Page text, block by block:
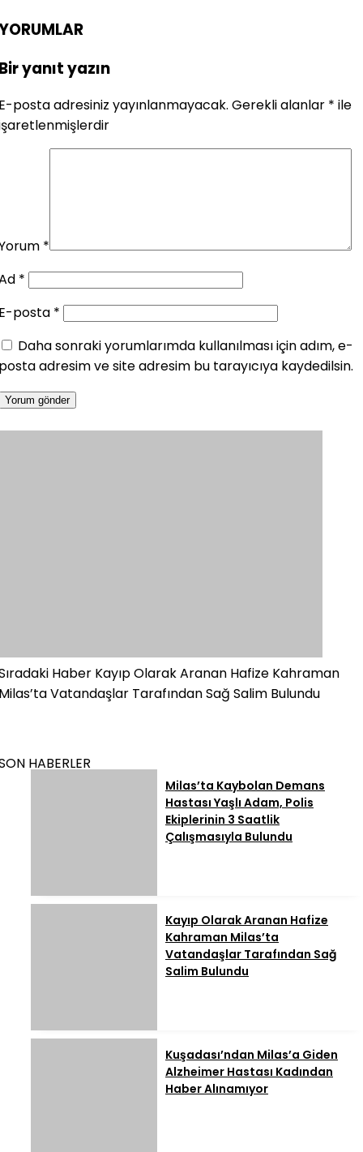
yanıt yazın
posta adresiniz yayınlanmayacak. Gerekli alanlar * ile
*
*
posta *
Daha sonraki yorumlarımda kullanılması için adım, e-
adresim ve site adresim bu tarayıcıya kaydedilsin.
Haber Kayıp Olarak Aranan Hafize Kahraman
Vatandaşlar Tarafından Sağ Salim Bulundu
HABERLER
Milas’ta Kaybolan Demans
Hastası Yaşlı Adam, Polis
Ekiplerinin 3 Saatlik
Çalışmasıyla Bulundu
Kayıp Olarak Aranan Hafize
Kahraman Milas’ta
Vatandaşlar Tarafından Sağ
Salim Bulundu
Kuşadası’ndan Milas’a Giden
Alzheimer Hastası Kadından
Haber Alınamıyor